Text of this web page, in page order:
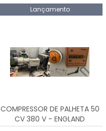
Lançamento
COMPRESSOR DE PALHETA 50
CV 380 V - ENGLAND